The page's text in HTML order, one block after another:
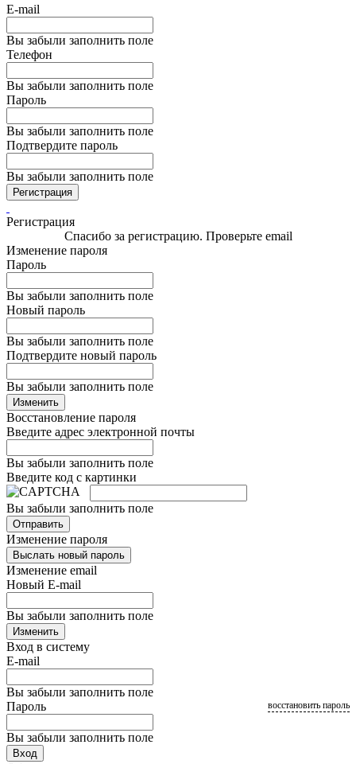
E-mail
Вы забыли заполнить поле
Телефон
Вы забыли заполнить поле
Пароль
Вы забыли заполнить поле
Подтвердите пароль
Вы забыли заполнить поле
Регистрация
Регистрация
Спасибо за регистрацию. Проверьте email
Изменение пароля
Пароль
Вы забыли заполнить поле
Новый пароль
Вы забыли заполнить поле
Подтвердите новый пароль
Вы забыли заполнить поле
Изменить
Восстановление пароля
Введите адрес электронной почты
Вы забыли заполнить поле
Введите код с картинки
Вы забыли заполнить поле
Отправить
Изменение пароля
Выслать новый пароль
Изменение email
Новый E-mail
Вы забыли заполнить поле
Изменить
Вход в систему
E-mail
Вы забыли заполнить поле
Пароль
Вы забыли заполнить поле
восстановить пароль
Вход